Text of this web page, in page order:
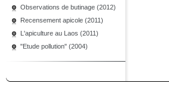
Observations de butinage (2012)
Recensement apicole (2011)
L'apiculture au Laos (2011)
"Etude pollution" (2004)